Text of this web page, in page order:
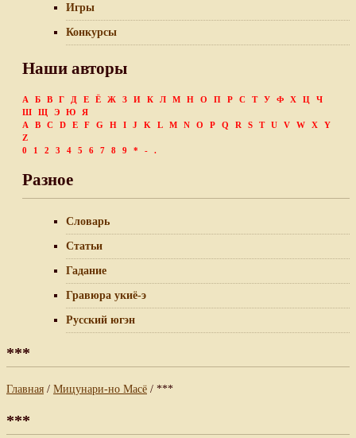
Игры
Конкурсы
Наши авторы
А Б В Г Д Е Ё Ж З И К Л М Н О П Р С Т У Ф Х Ц
Ч
Ш
Щ Э Ю
Я
A
B C D E F G H I J K L M N O P Q R S T U V W X
Y
Z
0
1 2 3 4 5 6 7 8 9 * - .
Разное
Словарь
Статьи
Гадание
Гравюра укиё-э
Русский югэн
***
Главная / Мицунари-но Масё / ***
***